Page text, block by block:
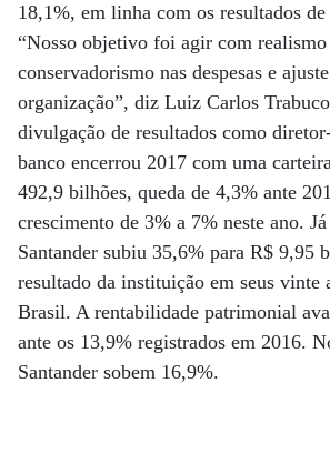
18,1%, em linha com os resultados de
“Nosso objetivo foi agir com
conservadorismo nas despesas e
organização”, diz Luiz Carlos
divulgação de resultados como
banco encerrou 2017 com uma
492,9 bilhões, queda de 4,3% ante
crescimento de 3% a 7% neste ano.
Santander subiu 35,6% para R$ 9,95
resultado da instituição em seus vinte
Brasil. A rentabilidade patrimonial
ante os 13,9% registrados em 2016.
Santander sobem 16,9%.